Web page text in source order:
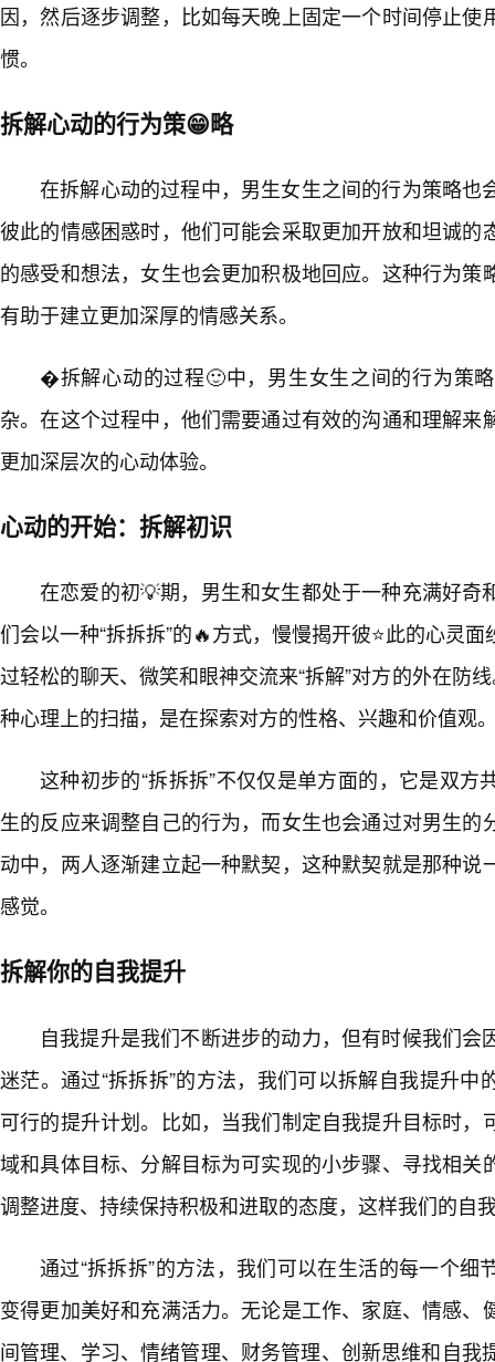
因，然后逐步调整，比如每天晚上固定一个时间停止使
惯。
拆解心动的行为策😁略
在拆解心动的过程中，男生女生之间的行为策略也
彼此的情感困惑时，他们可能会采取更加开放和坦诚的
的感受和想法，女生也会更加积极地回应。这种行为策
有助于建立更加深厚的情感关系。
�拆解心动的过程🙂中，男生女生之间的行为策
杂。在这个过程中，他们需要通过有效的沟通和理解来
更加深层次的心动体验。
心动的开始：拆解初识
在恋爱的初💡期，男生和女生都处于一种充满好奇
们会以一种“拆拆拆”的🔥方式，慢慢揭开彼⭐此的心灵
过轻松的聊天、微笑和眼神交流来“拆解”对方的外在防
种心理上的扫描，是在探索对方的性格、兴趣和价值观
这种初步的“拆拆拆”不仅仅是单方面的，它是双方
生的反应来调整自己的行为，而女生也会通过对男生的
动中，两人逐渐建立起一种默契，这种默契就是那种说
感觉。
拆解你的自我提升
自我提升是我们不断进步的动力，但有时候我们会
迷茫。通过“拆拆拆”的方法，我们可以拆解自我提升中
可行的提升计划。比如，当我们制定自我提升目标时，
域和具体目标、分解目标为可实现的小步骤、寻找相关
调整进度、持续保持积极和进取的态度，这样我们的自
通过“拆拆拆”的方法，我们可以在生活的每一个细
变得更加美好和充满活力。无论是工作、家庭、情感、
间管理、学习、情绪管理、财务管理、创新思维和自我